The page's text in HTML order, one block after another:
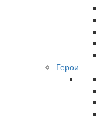
Герои